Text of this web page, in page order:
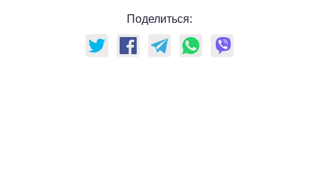
Поделиться: